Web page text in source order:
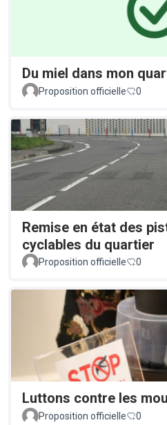
Du miel dans mon
Proposition officielle
0
Remise en état des
cyclables du quartier
Proposition officielle 0
Luttons contre les
Proposition officielle
0